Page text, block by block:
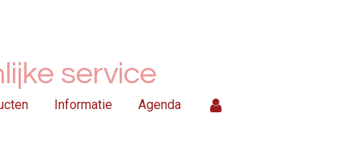
service
Informatie Agenda